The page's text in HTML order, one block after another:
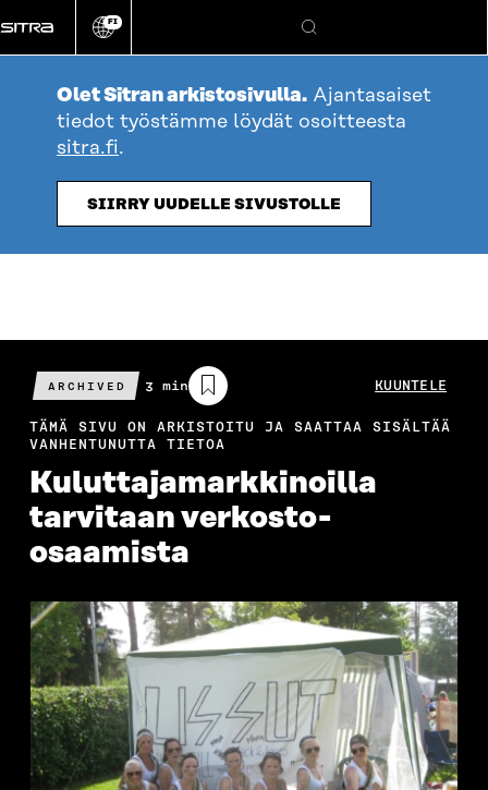
suoraan
sisältöön
Vaihda
kieli
FI
Hae
Olet Sitran arkistosivulla. Ajantasaiset
tiedot työstämme löydät osoitteesta
sitra.fi.
SIIRRY UUDELLE SIVUSTOLLE
ARCHIVED
Arvioitu
lukuaika
3 min KUUNTELE
TÄMÄ SIVU ON ARKISTOITU JA SAATTAA SISÄLTÄÄ
VANHENTUNUTTA TIETOA
Kuluttajamarkkinoilla
tarvitaan verkosto-
osaamista